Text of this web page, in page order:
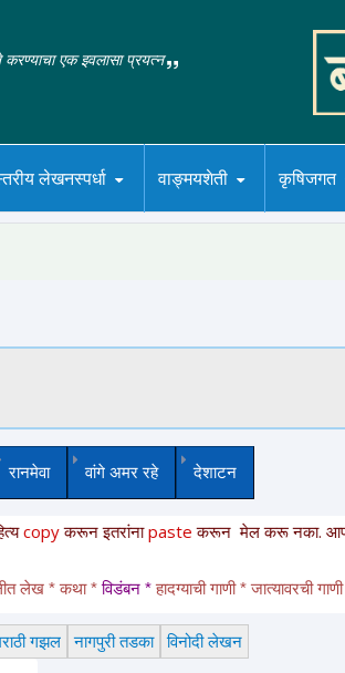
करण्याचा एक इवलासा प्रयत्न
लेखनस्पर्धा वाङ्मयशेती कृषिजगत
रानमेवा वांगे अमर रहे देशाटन
copyकरून इतरांनाpasteकरून मेल करू नका.
लेख * कथा * विडंबन * हादग्याची गाणी * जात्यावरची
गझल नागपुरी तडका विनोदी लेखन